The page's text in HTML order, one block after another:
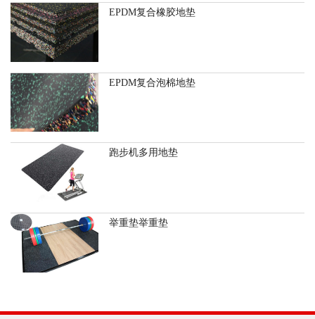
EPDM复合橡胶地垫
EPDM复合泡棉地垫
跑步机多用地垫
举重垫举重垫